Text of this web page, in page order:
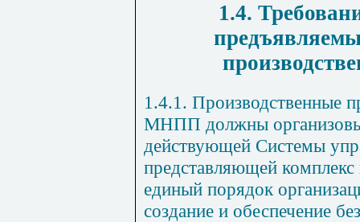
1.4.
1.4.1. Производственные
МНПП должны
действующей Системы
представляющей
единый порядок
создание и обеспечение